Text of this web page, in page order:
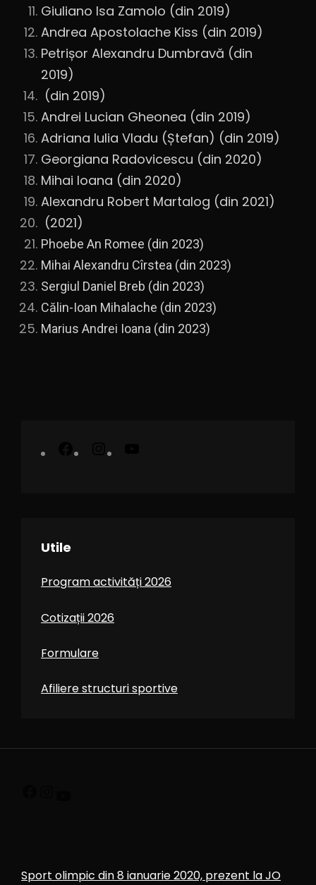
Giuliano Isa Zamolo (din 2019)
Andrea Apostolache Kiss (din 2019)
Petrișor Alexandru Dumbravă (din
2019)
(din 2019)
Andrei Lucian Gheonea (din 2019)
Adriana Iulia Vladu (Ștefan) (din 2019)
Georgiana Radovicescu (din 2020)
Mihai Ioana (din 2020)
Alexandru Robert Martalog (din 2021)
(2021)
Phoebe An Romee (din 2023)
Mihai Alexandru Cîrstea (din 2023)
Sergiul Daniel Breb (din 2023)
Călin-Ioan Mihalache (din 2023)
Marius Andrei Ioana (din 2023)
Utile
Program activități 2026
Cotizații 2026
Formulare
Afiliere structuri sportive
Sport olimpic din 8 ianuarie 2020, prezent la JO